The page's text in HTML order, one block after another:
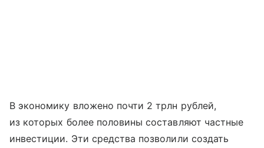
В экономику вложено почти 2 трлн рублей,
из которых более половины составляют частные
инвестиции. Эти средства позволили создать